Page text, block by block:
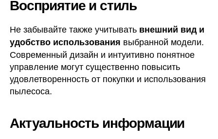
Восприятие и стиль
Не забывайте также учитывать внешний вид и
удобство использования выбранной модели.
Современный дизайн и интуитивно понятное
управление могут существенно повысить
удовлетворенность от покупки и использования
пылесоса.
Актуальность информации